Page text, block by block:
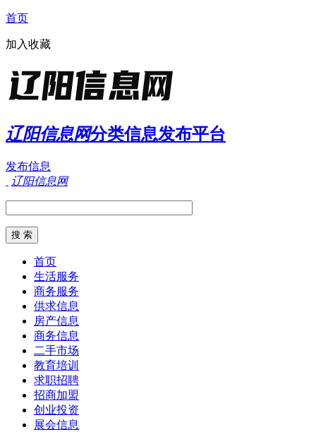
首页
加入收藏
辽阳信息网分类信息发布平台
发布信息
辽阳信息网
首页
生活服务
商务服务
供求信息
房产信息
商务信息
二手市场
教育培训
求职招聘
招商加盟
创业投资
展会信息